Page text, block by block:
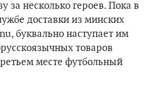
за несколько героев. Пока в
доставки из минских
буквально наступает им
товаров
месте футбольный